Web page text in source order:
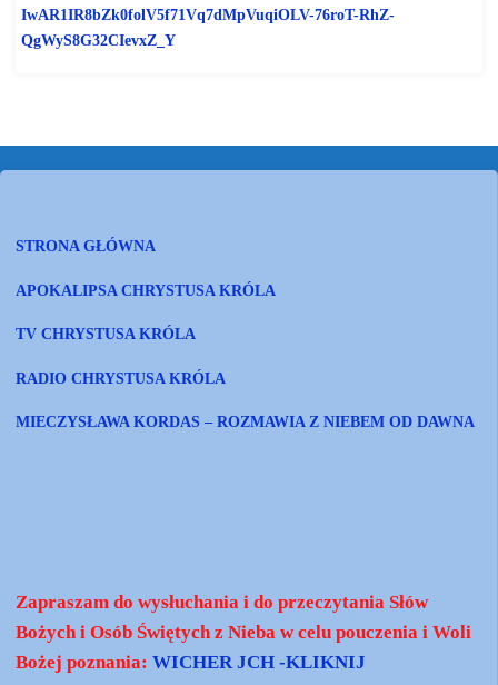
IwAR1IR8bZk0folV5f71Vq7dMpVuqiOLV-76roT-RhZ-
QgWyS8G32CIevxZ_ Y
STRONA GŁÓWNA
APOKALIPSA CHRYSTUSA KRÓLA
TV CHRYSTUSA KRÓLA
RADIO CHRYSTUSA KRÓLA
MIECZYSŁAWA KORDAS – ROZMAWIA Z NIEBEM OD DAWNA
Zapraszam do wysłuchania i do przeczytania Słów
Bożych i Osób Świętych z Nieba w celu pouczenia i Woli
Bożej poznania:WICHER JCH -KLIKNIJ